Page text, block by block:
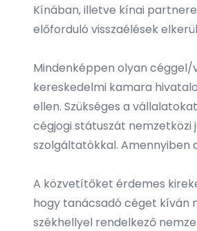
Kínában, illetve kínai
előforduló visszaélések
Mindenképpen olyan
kereskedelmi kamara
ellen. Szükséges a
cégjogi státuszát
szolgáltatókkal. Amennyiben
A közvetítőket érdemes
hogy tanácsadó céget kíván
székhellyel rendelkező